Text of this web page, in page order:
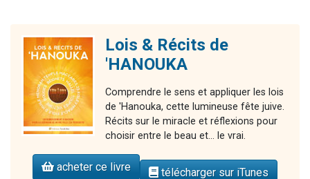
Lois & Récits de
'HANOUKA
Comprendre le sens et appliquer les lois
de 'Hanouka, cette lumineuse fête juive.
Récits sur le miracle et réflexions pour
choisir entre le beau et... le vrai.
acheter ce livre télécharger sur iTunes